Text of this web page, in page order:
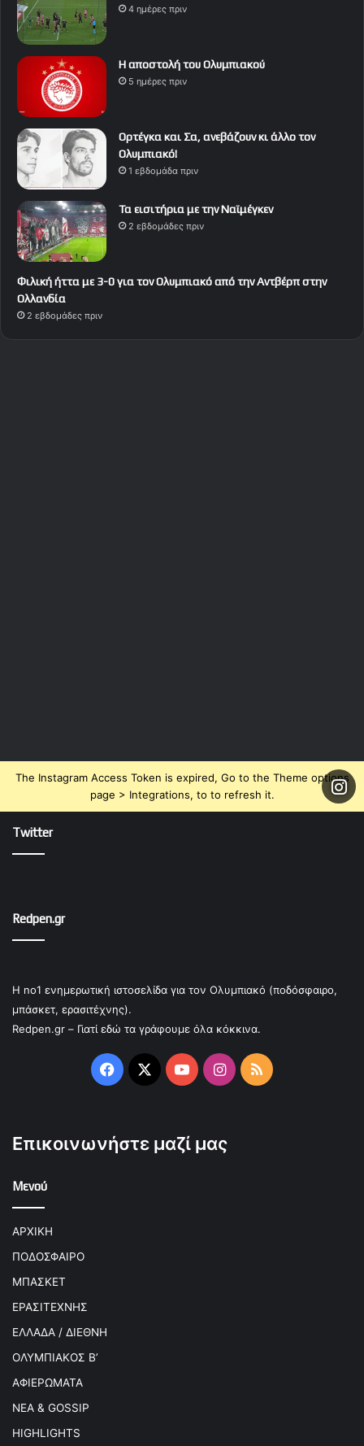
4 ημέρες πριν
Η αποστολή του Ολυμπιακού
5 ημέρες πριν
Ορτέγκα και Σα, ανεβάζουν κι άλλο τον
Ολυμπιακό!
1 εβδομάδα πριν
Τα εισιτήρια με την Ναϊμέγκεν
2 εβδομάδες πριν
Φιλική ήττα με 3-0 για τον Ολυμπιακό από την Αντβέρπ στην
Ολλανδία
2 εβδομάδες πριν
The Instagram Access Token is expired, Go to the Theme options
page > Integrations, to to refresh it.
Twitter
Redpen.gr
Η no1 ενημερωτική ιστοσελίδα για τον Ολυμπιακό (ποδόσφαιρο,
μπάσκετ, ερασιτέχνης).
Redpen.gr – Γιατί εδώ τα γράφουμε όλα κόκκινα.
Facebook
X YouTubeInstagram
RSS
Επικοινωνήστε μαζί μας
Μενού
ΑΡΧΙΚΗ
ΠΟΔΟΣΦΑΙΡΟ
ΜΠΑΣΚΕΤ
ΕΡΑΣΙΤΕΧΝΗΣ
ΕΛΛΑΔΑ / ΔΙΕΘΝΗ
ΟΛΥΜΠΙΑΚΟΣ Β’
ΑΦΙΕΡΩΜΑΤΑ
ΝΕΑ & GOSSIP
HIGHLIGHTS